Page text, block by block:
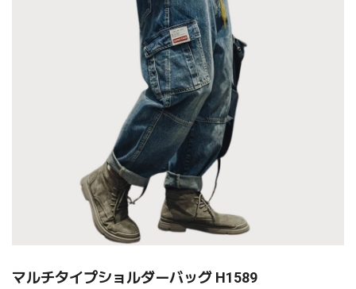
マルチタイプショルダーバッグ H1589